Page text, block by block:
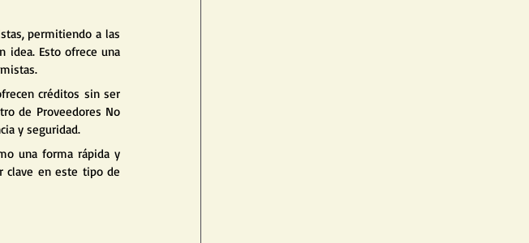
permitiendo a las
idea. Esto ofrece una
créditos sin ser
de Proveedores No
y seguridad.
una forma rápida y
clave en este tipo de